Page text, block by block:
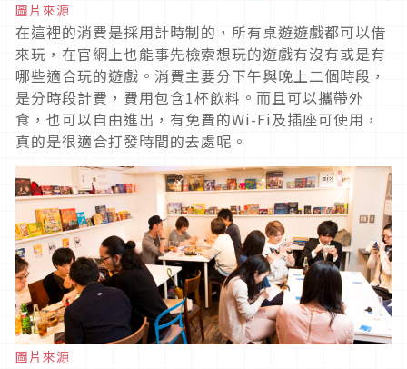
圖片來源
在這裡的消費是採用計時制的，所有桌遊遊戲都可以借
來玩，在官網上也能事先檢索想玩的遊戲有沒有或是有
哪些適合玩的遊戲。消費主要分下午與晚上二個時段，
是分時段計費，費用包含1杯飲料。而且可以攜帶外
食，也可以自由進出，有免費的Wi-Fi及插座可使用，
真的是很適合打發時間的去處呢。
圖片來源